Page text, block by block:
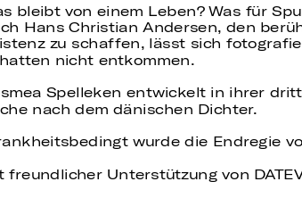
bleibt von einem Leben? Was für
Hans Christian Andersen, den
zu schaffen, lässt sich
nicht entkommen.
Spelleken entwickelt in ihrer
nach dem dänischen Dichter.
wurde die Endregie
freundlicher Unterstützung von